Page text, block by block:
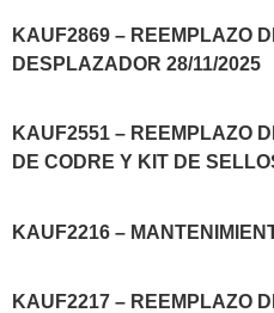
KAUF2869 – REEMPLAZO
DESPLAZADOR 28/11/2025
KAUF2551 – REEMPLAZO
DE CODRE Y KIT DE
KAUF2216 –
KAUF2217 – REEMPLAZO